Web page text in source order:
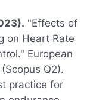
"Effects of
on Heart Rate
European
(Scopus Q2).
practice for